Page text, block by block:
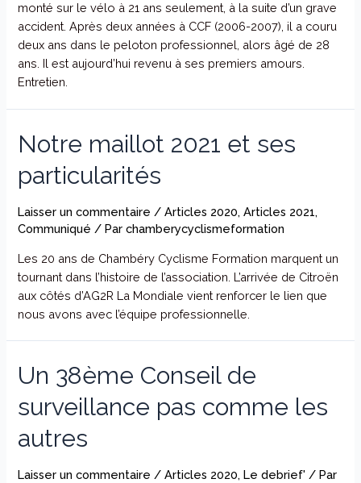
monté sur le vélo à 21 ans seulement, à la suite d’un grave
accident. Après deux années à CCF (2006-2007), il a couru
deux ans dans le peloton professionnel, alors âgé de 28
ans. Il est aujourd’hui revenu à ses premiers amours.
Entretien.
Notre maillot 2021 et ses
particularités
Laisser un commentaire /Articles 2020,Articles 2021,
Communiqué / Parchamberycyclismeformation
Les 20 ans de Chambéry Cyclisme Formation marquent un
tournant dans l’histoire de l’association. L’arrivée de Citroën
aux côtés d’AG2R La Mondiale vient renforcer le lien que
nous avons avec l’équipe professionnelle.
Un 38ème Conseil de
surveillance pas comme les
autres
Laisser un commentaire /Articles 2020,Le debrief' / Par